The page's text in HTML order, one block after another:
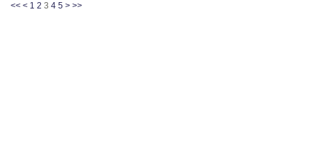
<< < 1 2 3 4 5 > >>